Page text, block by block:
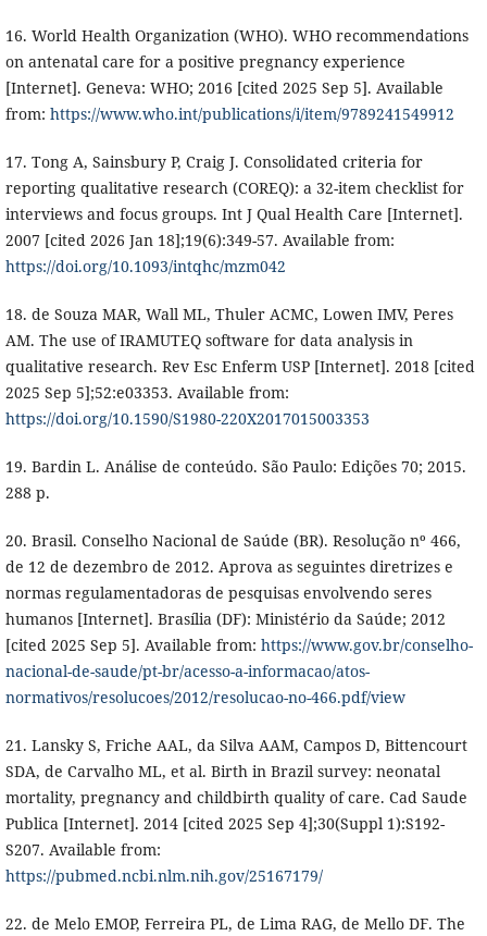
16. World Health Organization (WHO). WHO recommendations
on antenatal care for a positive pregnancy experience
[Internet]. Geneva: WHO; 2016 [cited 2025 Sep 5]. Available
from: https://www.who.int/publications/i/item/9789241549912
17. Tong A, Sainsbury P, Craig J. Consolidated criteria for
reporting qualitative research (COREQ): a 32-item checklist for
interviews and focus groups. Int J Qual Health Care [Internet].
2007 [cited 2026 Jan 18];19(6):349-57. Available from:
https://doi.org/10.1093/intqhc/mzm042
18. de Souza MAR, Wall ML, Thuler ACMC, Lowen IMV, Peres
AM. The use of IRAMUTEQ software for data analysis in
qualitative research. Rev Esc Enferm USP [Internet]. 2018 [cited
2025 Sep 5];52:e03353. Available from:
https://doi.org/10.1590/S1980-220X2017015003353
19. Bardin L. Análise de conteúdo. São Paulo: Edições 70; 2015.
288 p.
20. Brasil. Conselho Nacional de Saúde (BR). Resolução nº 466,
de 12 de dezembro de 2012. Aprova as seguintes diretrizes e
normas regulamentadoras de pesquisas envolvendo seres
humanos [Internet]. Brasília (DF): Ministério da Saúde; 2012
[cited 2025 Sep 5]. Available from: https://www.gov.br/conselho-
nacional-de-saude/pt-br/acesso-a-informacao/atos-
normativos/resolucoes/2012/resolucao-no-466.pdf/view
21. Lansky S, Friche AAL, da Silva AAM, Campos D, Bittencourt
SDA, de Carvalho ML, et al. Birth in Brazil survey: neonatal
mortality, pregnancy and childbirth quality of care. Cad Saude
Publica [Internet]. 2014 [cited 2025 Sep 4];30(Suppl 1):S192-
S207. Available from:
https://pubmed.ncbi.nlm.nih.gov/25167179/
22. de Melo EMOP, Ferreira PL, de Lima RAG, de Mello DF. The